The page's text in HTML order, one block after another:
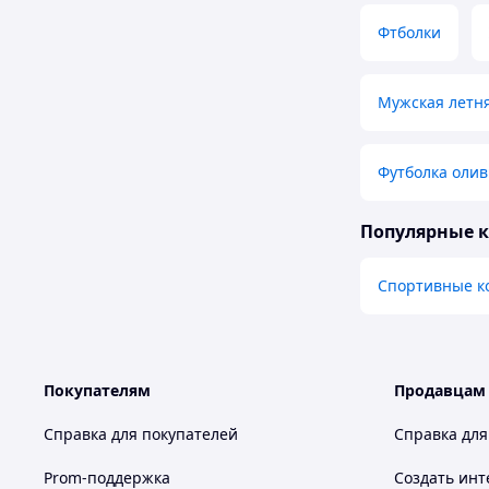
Фтболки
Мужская
Футболка
Популярные
Спортивные
Покупателям
Справка для покупателей
Prom-поддержка
Продавцам
Справка
Создать